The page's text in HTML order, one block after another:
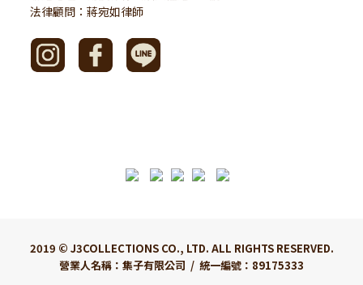
法律顧問：蔣宛如律師
2019 © J3COLLECTIONS CO., LTD. ALL RIGHTS RESERVED.
營業人名稱：集子有限公司 / 統一編號：89175333